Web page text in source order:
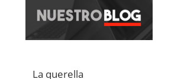
La querella